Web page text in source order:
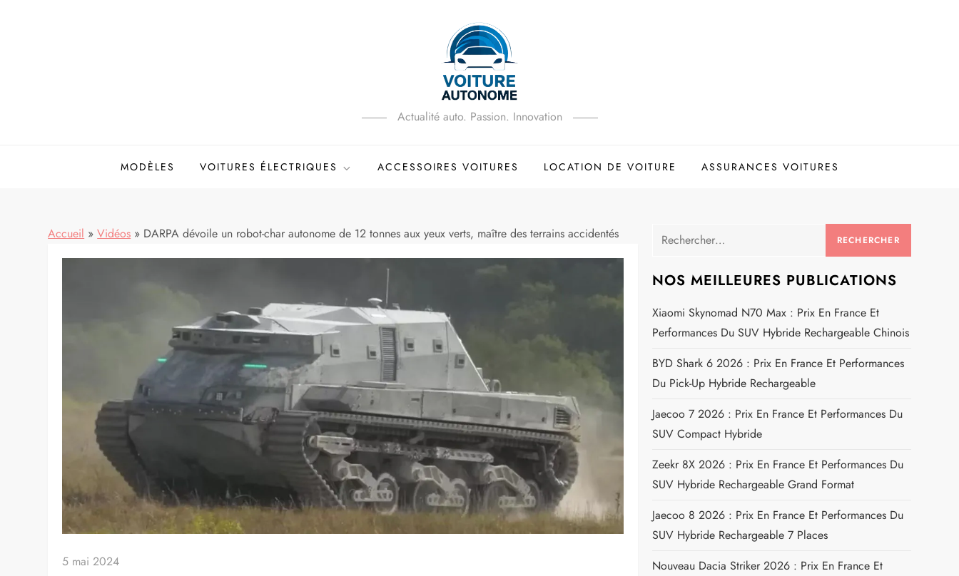
Actualité auto. Passion. Innovation
MODÈLES VOITURES ÉLECTRIQUES ACCESSOIRES VOITURES LOCATION DE VOITURE ASSURANCES VOITURES
Accueil » Vidéos » DARPA dévoile un robot-char autonome de 12 tonnes aux yeux verts, maître des terrains accidentés
5 mai 2024
Rechercher :
NOS MEILLEURES PUBLICATIONS
Xiaomi Skynomad N70 Max : Prix En France Et
Performances Du SUV Hybride Rechargeable Chinois
BYD Shark 6 2026 : Prix En France Et Performances
Du Pick-Up Hybride Rechargeable
Jaecoo 7 2026 : Prix En France Et Performances Du
SUV Compact Hybride
Zeekr 8X 2026 : Prix En France Et Performances Du
SUV Hybride Rechargeable Grand Format
Jaecoo 8 2026 : Prix En France Et Performances Du
SUV Hybride Rechargeable 7 Places
Nouveau Dacia Striker 2026 : Prix En France Et